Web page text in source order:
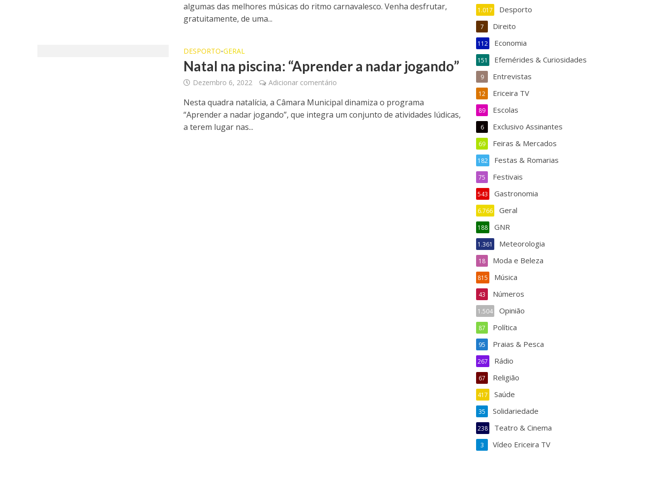
algumas das melhores músicas do ritmo carnavalesco. Venha desfrutar,
gratuitamente, de uma...
DESPORTO•GERAL
Natal na piscina: “Aprender a nadar jogando”
Dezembro 6, 2022 Adicionar comentário
Nesta quadra natalícia, a Câmara Municipal dinamiza o programa
“Aprender a nadar jogando”, que integra um conjunto de atividades lúdicas,
a terem lugar nas...
Desporto
1.017
Direito
7
Economia
112
Efemérides & Curiosidades
151
Entrevistas
9
Ericeira TV
12
Escolas
89
Exclusivo Assinantes
6
Feiras & Mercados
69
Festas & Romarias
182
Festivais
75
Gastronomia
543
Geral
6.766
GNR
188
Meteorologia
1.361
Moda e Beleza
18
Música
815
Números
43
Opinião
1.504
Política
87
Praias & Pesca
95
Rádio
267
Religião
67
Saúde
417
Solidariedade
35
Teatro & Cinema
238
Vídeo Ericeira TV
3